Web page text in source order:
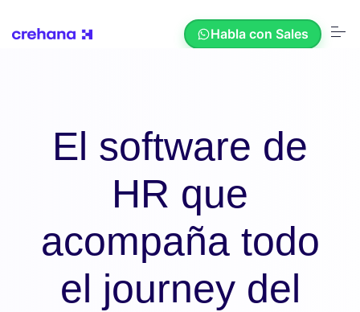
Habla con Sales
Recursos
Nuestros Clientes
El software de
HR que
acompaña todo
el journey del